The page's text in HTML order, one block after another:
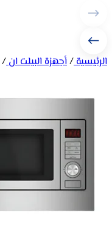
الرئيسية/أجهزة البيلت ان/